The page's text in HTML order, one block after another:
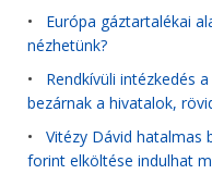
• Európa gáztartalékai
nézhetünk?
• Rendkívüli intézkedés
bezárnak a hivatalok,
• Vitézy Dávid hatalmas
forint elköltése indulhat